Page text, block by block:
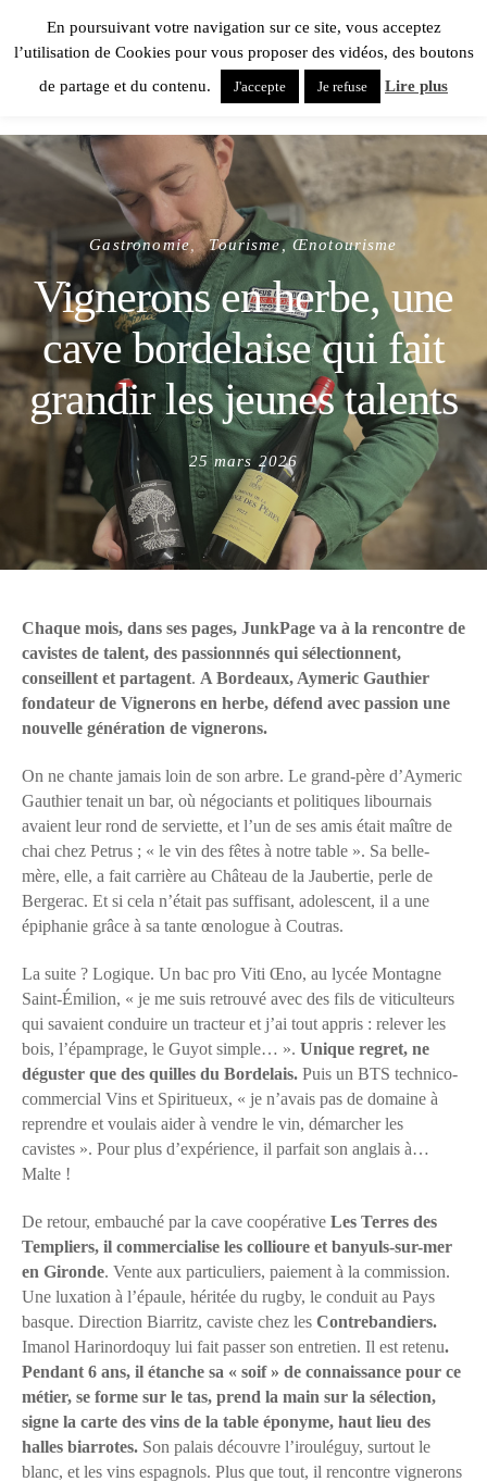
Gastronomie Tourisme, Œnotourisme
Vignerons en herbe, une
cave bordelaise qui fait
grandir les jeunes talents
Posted
on
25 mars 2026
Chaque mois, dans ses pages, JunkPage va à la rencontre de
cavistes de talent, des passionnnés qui sélectionnent,
conseillent et partagent. A Bordeaux, Aymeric Gauthier
fondateur de Vignerons en herbe, défend avec passion une
nouvelle génération de vignerons.
On ne chante jamais loin de son arbre. Le grand-père d’Aymeric
Gauthier tenait un bar, où négociants et politiques libournais
avaient leur rond de serviette, et l’un de ses amis était maître de
chai chez Petrus ; « le vin des fêtes à notre table ». Sa belle-
mère, elle, a fait carrière au Château de la Jaubertie, perle de
Bergerac. Et si cela n’était pas suffisant, adolescent, il a une
épiphanie grâce à sa tante œnologue à Coutras.
La suite ? Logique. Un bac pro Viti Œno, au lycée Montagne
Saint-Émilion, « je me suis retrouvé avec des fils de viticulteurs
qui savaient conduire un tracteur et j’ai tout appris : relever les
bois, l’épamprage, le Guyot simple… ». Unique regret, ne
déguster que des quilles du Bordelais. Puis un BTS technico-
commercial Vins et Spiritueux, « je n’avais pas de domaine à
reprendre et voulais aider à vendre le vin, démarcher les
cavistes ». Pour plus d’expérience, il parfait son anglais à…
Malte !
De retour, embauché par la cave coopérative Les Terres des
Templiers, il commercialise les collioure et banyuls-sur-mer
en Gironde. Vente aux particuliers, paiement à la commission.
Une luxation à l’épaule, héritée du rugby, le conduit au Pays
basque. Direction Biarritz, caviste chez les Contrebandiers.
Imanol Harinordoquy lui fait passer son entretien. Il est retenu.
Pendant 6 ans, il étanche sa « soif » de connaissance pour ce
métier, se forme sur le tas, prend la main sur la sélection,
signe la carte des vins de la table éponyme, haut lieu des
halles biarrotes. Son palais découvre l’irouléguy, surtout le
blanc, et les vins espagnols. Plus que tout, il rencontre vignerons
En poursuivant votre navigation sur ce site, vous acceptez
l’utilisation de Cookies pour vous proposer des vidéos, des boutons
de partage et du contenu.
J'accepte Je refuse Lire plus